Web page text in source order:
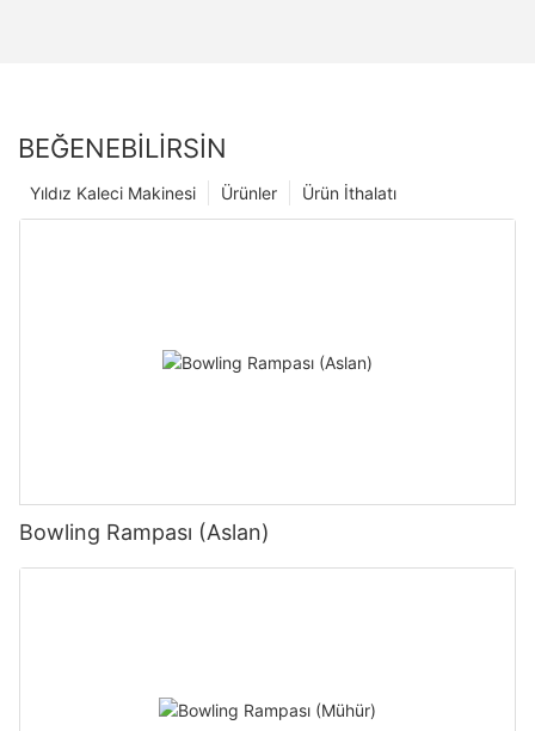
BEĞENEBILIRSIN
Ürün İthalatı
Ürünler
Yıldız Kaleci Makinesi
Bowling Rampası (Aslan)